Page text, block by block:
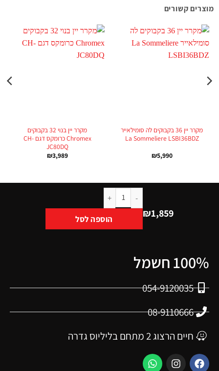
מוצרים קשורים
מקרר יין 36 בקבוקים לה סומילאייר
La Sommeliere LSBI36BDZ
₪5,990
מקרר יין בנוי 32 בקבוקים
Chromex‎ ‏כרומקס דגם CH-
JC80DQ‎
₪3,989
₪1,859 הוספה לסל
100% חשמל
054-9120035
08-9110666
חיים הרצוג 2 מתחם בליליוס גדרה